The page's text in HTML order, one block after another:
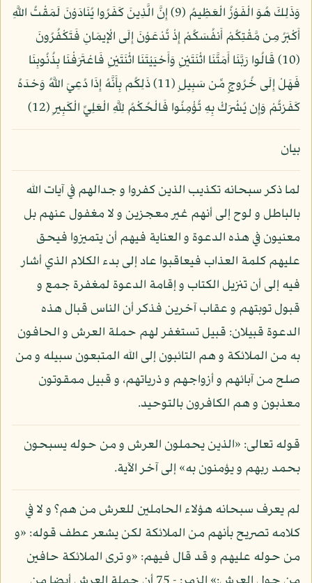
وَذَلِكَ هُوَ الْفَوْزُ الْعَظِيمُ (9) إِنَّ الَّذِينَ كَفَرُوا يُنَادَوْنَ لَمَقْتُ اللَّهِ
أَكْبَرُ مِن مَّقْتِكُمْ أَنفُسَكُمْ إِذْ تُدْعَوْنَ إِلَى الْإِيمَانِ فَتَكْفُرُونَ
(10) قَالُوا رَبَّنَا أَمَتَّنَا اثْنَتَيْنِ وَأَحْيَيْتَنَا اثْنَتَيْنِ فَاعْتَرَفْنَا بِذُنُوبِنَا
فَهَلْ إِلَى خُرُوجٍ مِّن سَبِيلٍ (11) ذَلِكُم بِأَنَّهُ إِذَا دُعِيَ اللَّهُ وَحْدَهُ
كَفَرْتُمْ وَإِن يُشْرَكْ بِهِ تُؤْمِنُوا فَالْحُكْمُ لِلَّهِ الْعَلِيِّ الْكَبِيرِ (12)
بيان
لما ذكر سبحانه تكذيب الذين كفروا و جدالهم في آيات الله
بالباطل و لوح إلى أنهم غير معجزين و لا مغفول عنهم بل
معنيون في هذه الدعوة و العناية فيهم أن يتميزوا فيحق
عليهم كلمة العذاب فيعاقبوا عاد إلى بدء الكلام الذي أشار
فيه إلى أن تنزيل الكتاب و إقامة الدعوة لمغفرة جمع و
قبول توبتهم و عقاب آخرين فذكر أن الناس قبال هذه
الدعوة قبيلان: قبيل تستغفر لهم حملة العرش و الحافون
به من الملائكة و هم التائبون إلى الله المتبعون سبيله و من
صلح من آبائهم و أزواجهم و ذرياتهم، و قبيل ممقوتون
معذبون و هم الكافرون بالتوحيد.
قوله تعالى: «الذين يحملون العرش و من حوله يسبحون
بحمد ربهم و يؤمنون به» إلى آخر الآية.
لم يعرف سبحانه هؤلاء الحاملين للعرش من هم؟ و لا في
كلامه تصريح بأنهم من الملائكة لكن يشعر عطف قوله: «و
من حوله عليهم و قد قال فيهم: «و ترى الملائكة حافين